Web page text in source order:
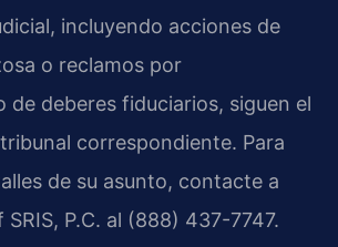
incluyendo acciones de
o reclamos por
de deberes fiduciarios, siguen el
correspondiente. Para
de su asunto, contacte a
P.C. al (888) 437-7747.